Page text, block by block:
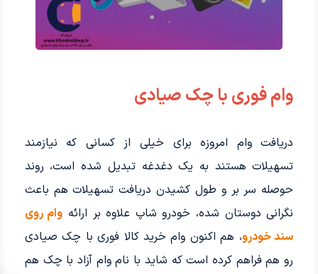
وام فوری با چک صیادی
دریافت وام امروزه برای خیلی از کسانی که نیازمند
تسهیلات هستند به یک دغدغه تبدیل شده است، روند
حوصله سر بر و طول کشیدن دریافت تسهیلات هم باعث
نگرانی دوستان شده، خودرو شاپ علاوه بر ارائه وام روی
سند خودرو، هم اکنون وام خرید کالا فوری با چک صیادی
رو هم فراهم کرده است که شاید با نام وام آزاد با چک هم